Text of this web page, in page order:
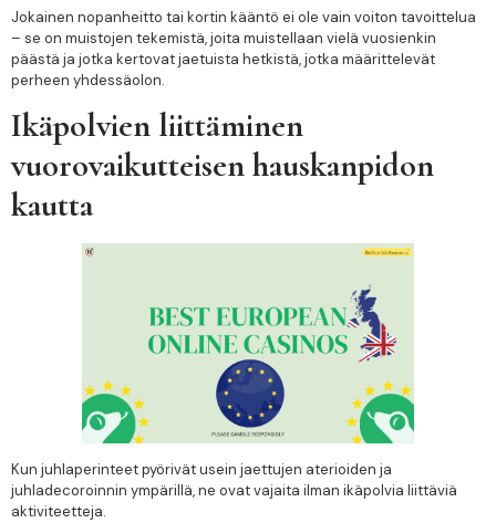
Jokainen nopanheitto tai kortin kääntö ei ole vain voiton tavoittelua
– se on muistojen tekemistä, joita muistellaan vielä vuosienkin
päästä ja jotka kertovat jaetuista hetkistä, jotka määrittelevät
perheen yhdessäolon.
Ikäpolvien liittäminen
vuorovaikutteisen hauskanpidon
kautta
Kun juhlaperinteet pyörivät usein jaettujen aterioiden ja
juhladecoroinnin ympärillä, ne ovat vajaita ilman ikäpolvia liittäviä
aktiviteetteja.